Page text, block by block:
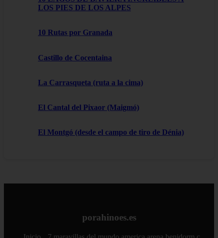
LOS PIES DE LOS ALPES
10 Rutas por Granada
Castillo de Cocentaina
La Carrasqueta (ruta a la cima)
El Cantal del Pixaor (Maigmó)
El Montgó (desde el campo de tiro de Dénia)
porahinoes.es